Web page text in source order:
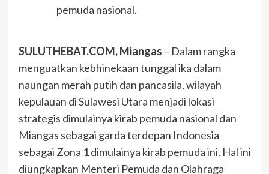
pemuda nasional.
SULUTHEBAT.COM, Miangas – Dalam rangka
menguatkan kebhinekaan tunggal ika dalam
naungan merah putih dan pancasila, wilayah
kepulauan di Sulawesi Utara menjadi lokasi
strategis dimulainya kirab pemuda nasional dan
Miangas sebagai garda terdepan Indonesia
sebagai Zona 1 dimulainya kirab pemuda ini. Hal ini
diungkapkan Menteri Pemuda dan Olahraga